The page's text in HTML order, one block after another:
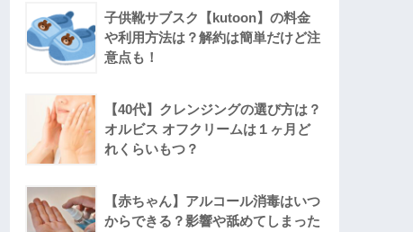
子供靴サブスク【kutoon】の料金
や利用方法は？解約は簡単だけど注
意点も！
【40代】クレンジングの選び方は？
オルビス オフクリームは１ヶ月ど
れくらいもつ？
【赤ちゃん】アルコール消毒はいつ
からできる？影響や舐めてしまった